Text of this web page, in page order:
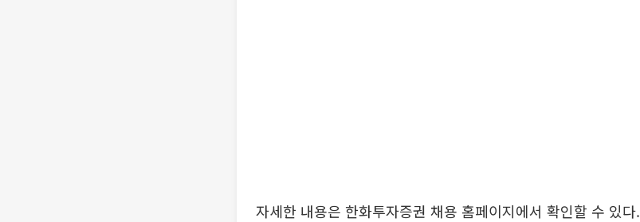
자세한 내용은 한화투자증권 채용 홈페이지에서 확인할 수 있다.